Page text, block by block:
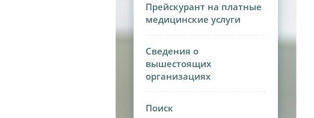
Прейскурант на платные
медицинские услуги
Сведения о
вышестоящих
организациях
Поиск